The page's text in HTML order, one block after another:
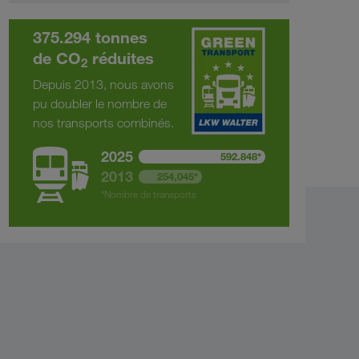
375.294 tonnes
de CO2 réduites
Depuis 2013, nous avons
pu doubler le nombre de
nos transports combinés.
2025 592.848*
2013
254,045*
*Nombre de transports